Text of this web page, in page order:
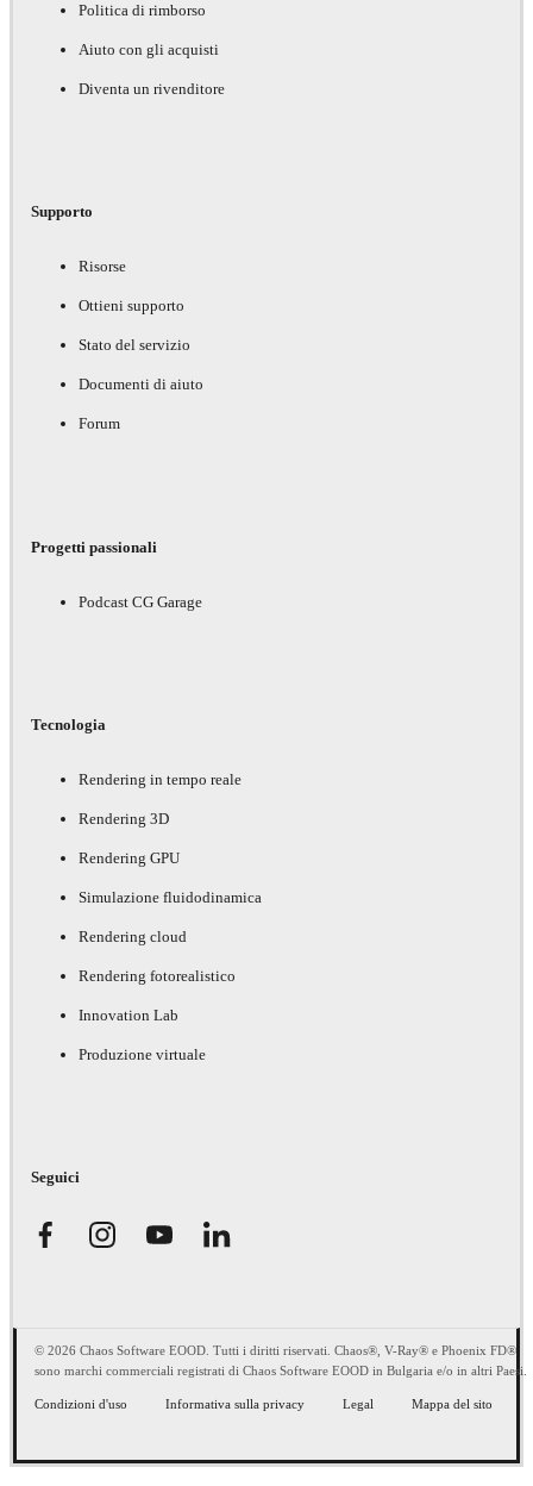
Politica di rimborso
Aiuto con gli acquisti
Diventa un rivenditore
Supporto
Risorse
Ottieni supporto
Stato del servizio
Documenti di aiuto
Forum
Progetti passionali
Podcast CG Garage
Tecnologia
Rendering in tempo reale
Rendering 3D
Rendering GPU
Simulazione fluidodinamica
Rendering cloud
Rendering fotorealistico
Innovation Lab
Produzione virtuale
Seguici
© 2026 Chaos Software EOOD. Tutti i diritti riservati. Chaos®, V-Ray® e Phoenix FD®
sono marchi commerciali registrati di Chaos Software EOOD in Bulgaria e/o in altri Paesi.
Condizioni d'uso Informativa sulla privacy Legal Mappa del sito